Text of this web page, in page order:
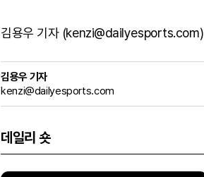
김용우 기자 (kenzi@dailyesports.com)
김용우 기자
kenzi@dailyesports.com
데일리 숏